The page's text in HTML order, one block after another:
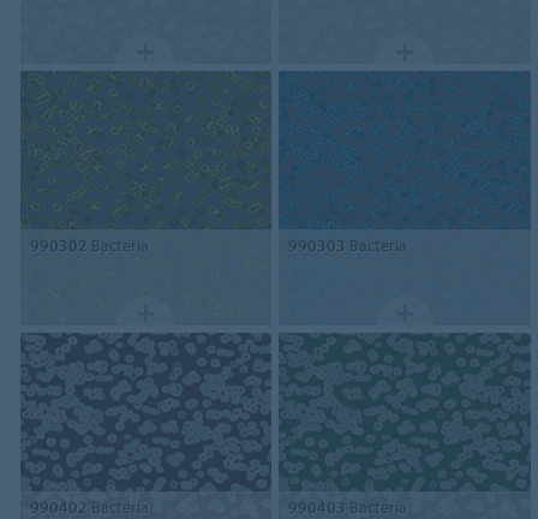
990302 Bacteria 990303 Bacteria
990402 Bacteria 990403 Bacteria